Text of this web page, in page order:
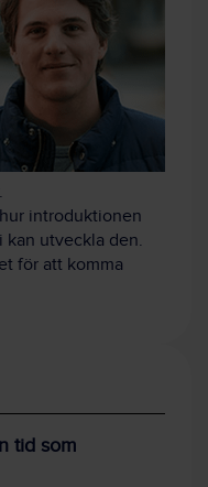
introduktionen
kan utveckla den.
för att komma
tid som